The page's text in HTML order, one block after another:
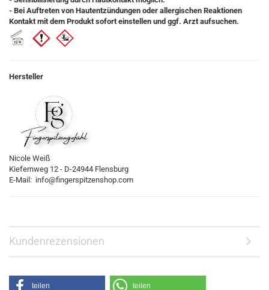
- Bei Auftreten von Hautentzündungen oder allergischen Reaktionen
Kontakt mit dem Produkt sofort einstellen und ggf. Arzt aufsuchen.
Hersteller
Nicole Weiß
Kiefernweg 12 - D-24944 Flensburg
E-Mail: info@fingerspitzenshop.com
Kundenrezensionen
teilen teilen